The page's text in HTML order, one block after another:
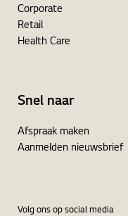
Corporate
Retail
Health Care
Snel naar
Afspraak maken
Aanmelden nieuwsbrief
Volg ons op social media